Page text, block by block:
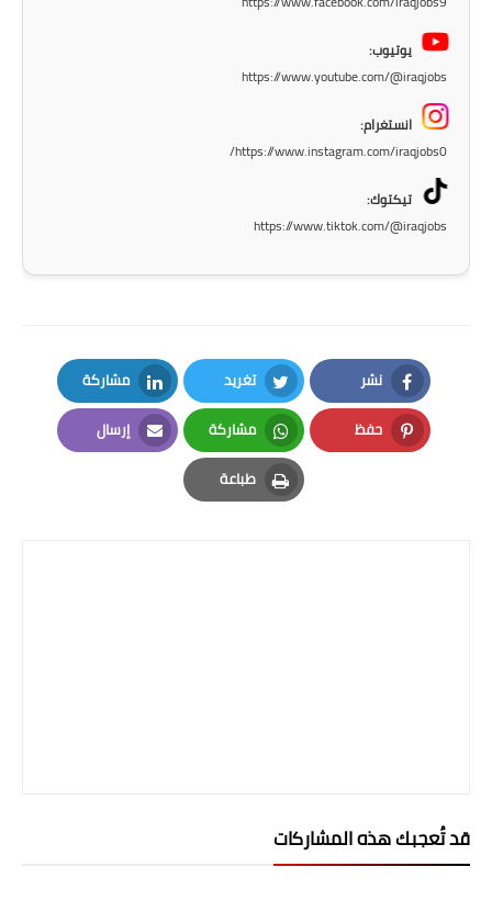
نتائج القبول المركزي
الطقس
العطل
صحة وطب
يوتيوب:
https://www.youtube.com/@iraqjobs
انستغرام:
https://www.instagram.com/iraqjobs0/
تيكتوك:
https://www.tiktok.com/@iraqjobs
نشر
Facebook
تغريد
Twitter
مشاركة
LinkedIn
حفظ
Pinterest
مشاركة
Whatsapp
إرسال
Email
طباعة
Print
قد تُعجبك هذه المشاركات